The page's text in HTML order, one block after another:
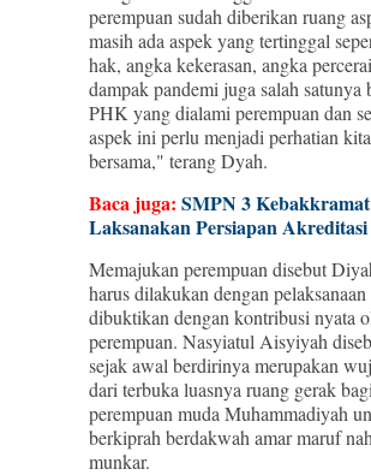
perempuan sudah diberikan ruang
masih ada aspek yang tertinggal
hak, angka kekerasan, angka
dampak pandemi juga salah satunya
PHK yang dialami perempuan dan
aspek ini perlu menjadi perhatian kita
bersama," terang Dyah.
Baca juga: SMPN 3 Kebakkramat
Laksanakan Persiapan Akreditasi
Memajukan perempuan disebut
harus dilakukan dengan
dibuktikan dengan kontribusi nyata
perempuan. Nasyiatul Aisyiyah
sejak awal berdirinya merupakan
dari terbuka luasnya ruang gerak bagi
perempuan muda Muhammadiyah
berkiprah berdakwah amar maruf
munkar.